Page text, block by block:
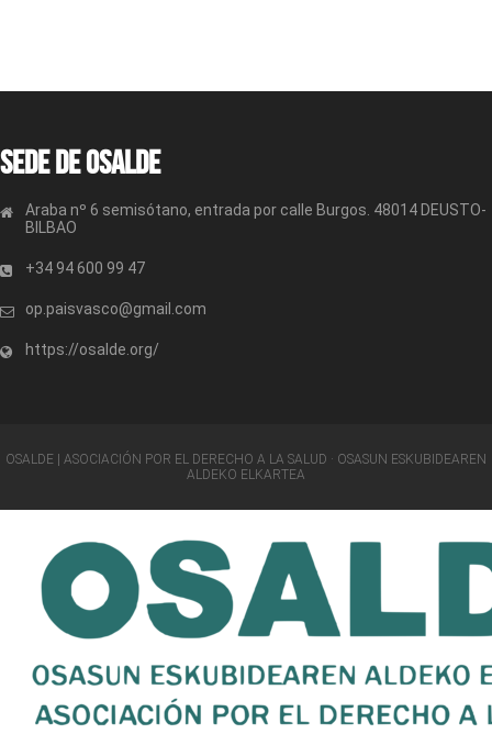
Sede de OSALDE
Araba nº 6 semisótano, entrada por calle Burgos. 48014 DEUSTO-
BILBAO
+34 94 600 99 47
op.paisvasco@gmail.com
https://osalde.org/
OSALDE | ASOCIACIÓN POR EL DERECHO A LA SALUD · OSASUN ESKUBIDEAREN
ALDEKO ELKARTEA